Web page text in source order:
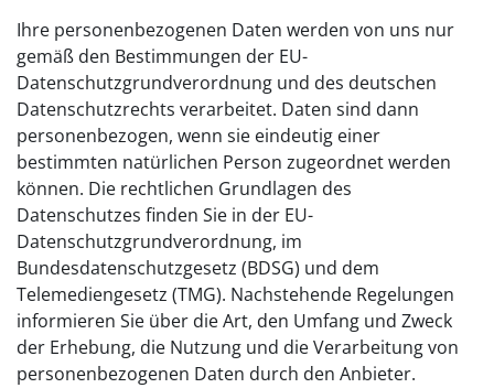
Ihre personenbezogenen Daten werden von uns nur
gemäß den Bestimmungen der EU-
Datenschutzgrundverordnung und des deutschen
Datenschutzrechts verarbeitet. Daten sind dann
personenbezogen, wenn sie eindeutig einer
bestimmten natürlichen Person zugeordnet werden
können. Die rechtlichen Grundlagen des
Datenschutzes finden Sie in der EU-
Datenschutzgrundverordnung, im
Bundesdatenschutzgesetz (BDSG) und dem
Telemediengesetz (TMG). Nachstehende Regelungen
informieren Sie über die Art, den Umfang und Zweck
der Erhebung, die Nutzung und die Verarbeitung von
personenbezogenen Daten durch den Anbieter.